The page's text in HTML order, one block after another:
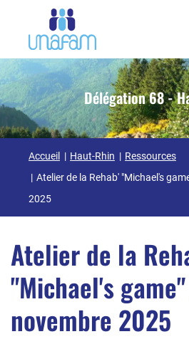
Délégation 68 -
Accueil Haut-Rhin
Ressources
Atelier de la Rehab' "Michael's
2025
Atelier de la
"Michael's
novembre 2025